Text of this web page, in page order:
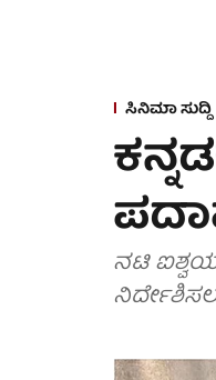
ಸಿನಿಮಾ ಸುದ್ದಿ
ನಟಿ